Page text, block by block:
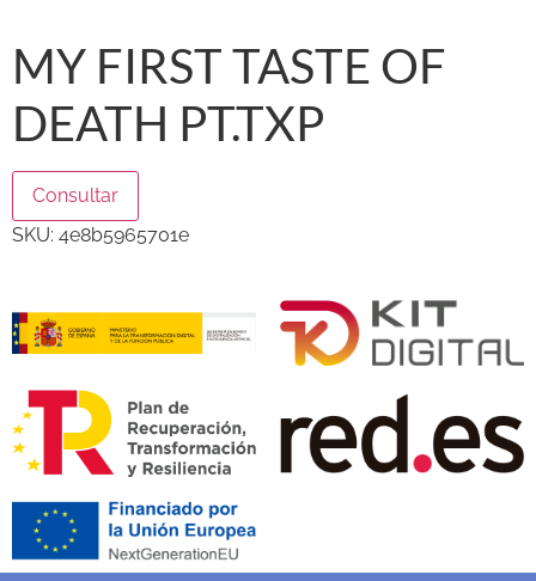
MY FIRST TASTE OF
DEATH PT.TXP
Consultar
SKU: 4e8b5965701e